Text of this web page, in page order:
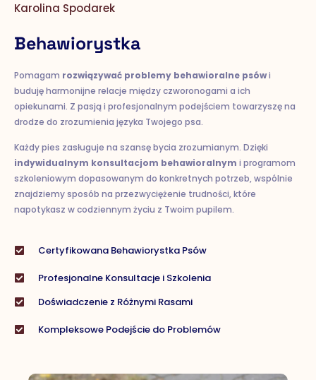
Karolina Spodarek
Behawiorystka
Pomagam rozwiązywać problemy behawioralne psówi
buduję harmonijne relacje między czworonogami a ich
opiekunami. Z pasją i profesjonalnym podejściem towarzyszę na
drodze do zrozumienia języka Twojego psa.
Każdy pies zasługuje na szansę bycia zrozumianym. Dzięki
indywidualnym konsultacjom behawioralnym i programom
szkoleniowym dopasowanym do konkretnych potrzeb, wspólnie
znajdziemy sposób na przezwyciężenie trudności, które
napotykasz w codziennym życiu z Twoim pupilem.
Certyfikowana Behawiorystka Psów
Profesjonalne Konsultacje i Szkolenia
Doświadczenie z Różnymi Rasami
Kompleksowe Podejście do Problemów